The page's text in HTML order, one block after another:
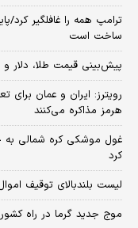
ترامپ همه را غافلگیر کرد/
ساخت است
پیش‌بینی قیمت طلا، دلار و سکه
هرمز مذاکره می‌کنند
غول موشکی کره شمالی به
کرد
لیست بلندبالای توقیف
موج جدید گرما در راه کشور